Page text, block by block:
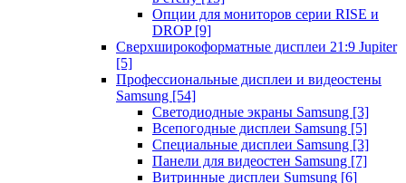
Опции для мониторов серии RISE и
DROP [9]
Сверхширокоформатные дисплеи 21:9 Jupiter
[5]
Профессиональные дисплеи и видеостены
Samsung [54]
Светодиодные экраны Samsung [3]
Всепогодные дисплеи Samsung [5]
Специальные дисплеи Samsung [3]
Панели для видеостен Samsung [7]
Витринные дисплеи Sumsung [6]